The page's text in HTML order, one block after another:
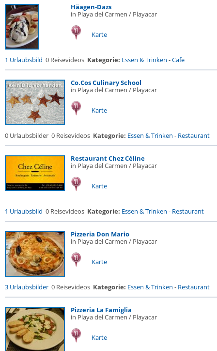
Häagen-Dazs
in Playa del Carmen / Playacar
Karte
1 Urlaubsbild 0 Reisevideos Kategorie: Essen & Trinken -Cafe
Co.Cos Culinary School
in Playa del Carmen / Playacar
Karte
0 Urlaubsbilder 0 Reisevideos Kategorie: Essen & Trinken - Restaurant
Restaurant Chez Céline
in Playa del Carmen / Playacar
Karte
1 Urlaubsbild 0 Reisevideos Kategorie: Essen & Trinken - Restaurant
Pizzeria Don Mario
in Playa del Carmen / Playacar
Karte
3 Urlaubsbilder 0 Reisevideos Kategorie: Essen & Trinken - Restaurant
Pizzeria La Famiglia
in Playa del Carmen / Playacar
Karte